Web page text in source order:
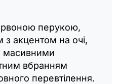
перукою,
акцентом на очі,
масивними
вбранням
перевтілення.